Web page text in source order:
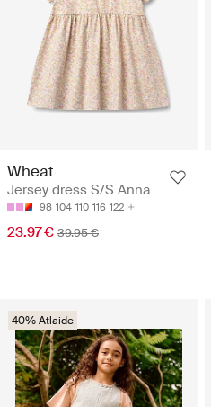
Wheat
Jersey dress S/S Anna
98 104 110 116 122
23.97 € 39.95 €
40% Atlaide